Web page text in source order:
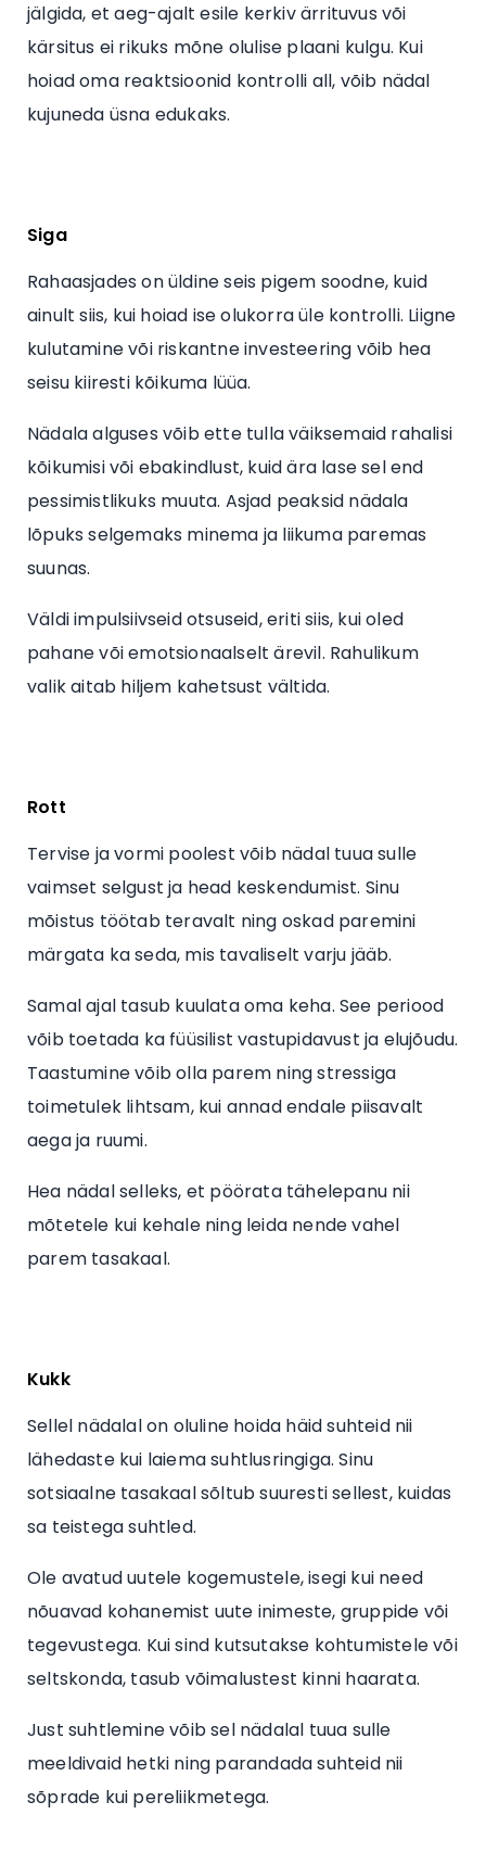
jälgida, et aeg-ajalt esile kerkiv ärrituvus või
kärsitus ei rikuks mõne olulise plaani kulgu. Kui
hoiad oma reaktsioonid kontrolli all, võib nädal
kujuneda üsna edukaks.
Siga
Rahaasjades on üldine seis pigem soodne, kuid
ainult siis, kui hoiad ise olukorra üle kontrolli. Liigne
kulutamine või riskantne investeering võib hea
seisu kiiresti kõikuma lüüa.
Nädala alguses võib ette tulla väiksemaid rahalisi
kõikumisi või ebakindlust, kuid ära lase sel end
pessimistlikuks muuta. Asjad peaksid nädala
lõpuks selgemaks minema ja liikuma paremas
suunas.
Väldi impulsiivseid otsuseid, eriti siis, kui oled
pahane või emotsionaalselt ärevil. Rahulikum
valik aitab hiljem kahetsust vältida.
Rott
Tervise ja vormi poolest võib nädal tuua sulle
vaimset selgust ja head keskendumist. Sinu
mõistus töötab teravalt ning oskad paremini
märgata ka seda, mis tavaliselt varju jääb.
Samal ajal tasub kuulata oma keha. See periood
võib toetada ka füüsilist vastupidavust ja elujõudu.
Taastumine võib olla parem ning stressiga
toimetulek lihtsam, kui annad endale piisavalt
aega ja ruumi.
Hea nädal selleks, et pöörata tähelepanu nii
mõtetele kui kehale ning leida nende vahel
parem tasakaal.
Kukk
Sellel nädalal on oluline hoida häid suhteid nii
lähedaste kui laiema suhtlusringiga. Sinu
sotsiaalne tasakaal sõltub suuresti sellest, kuidas
sa teistega suhtled.
Ole avatud uutele kogemustele, isegi kui need
nõuavad kohanemist uute inimeste, gruppide või
tegevustega. Kui sind kutsutakse kohtumistele või
seltskonda, tasub võimalustest kinni haarata.
Just suhtlemine võib sel nädalal tuua sulle
meeldivaid hetki ning parandada suhteid nii
sõprade kui pereliikmetega.